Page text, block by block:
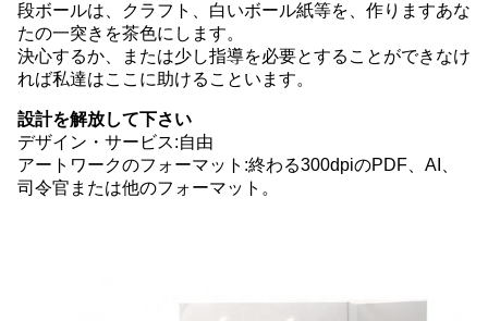
段ボールは、クラフト、白いボール紙等を、作りますあな
たの一突きを茶色にします。
決心するか、または少し指導を必要とすることができなけ
れば私達はここに助けることいます。
設計を解放して下さい
デザイン・サービス:自由
アートワークのフォーマット:終わる300dpiのPDF、AI、
司令官または他のフォーマット。